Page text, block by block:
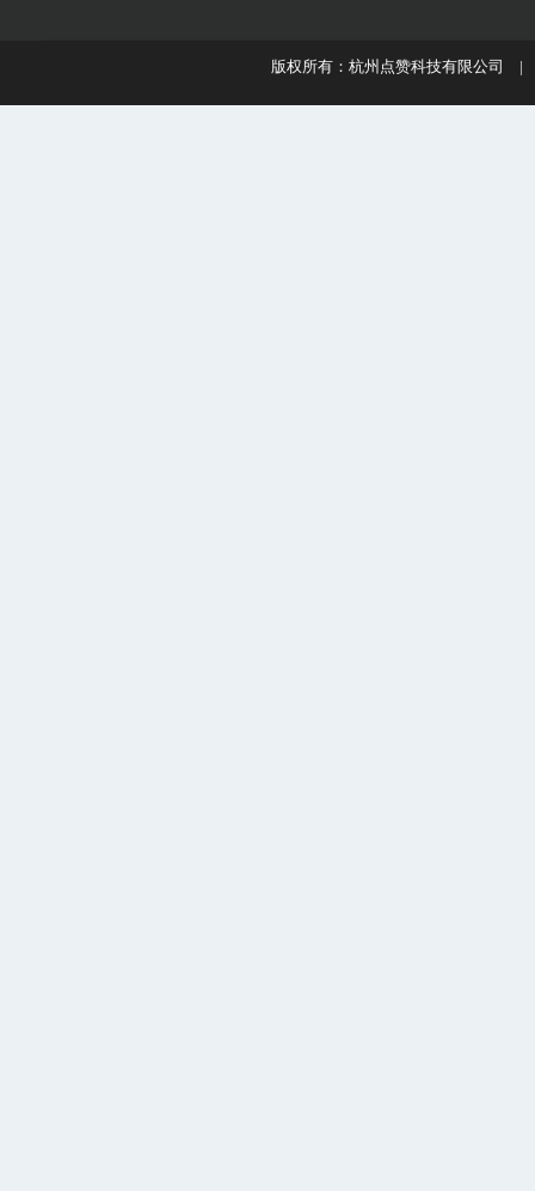
版权所有：杭州点赞科技有限公司